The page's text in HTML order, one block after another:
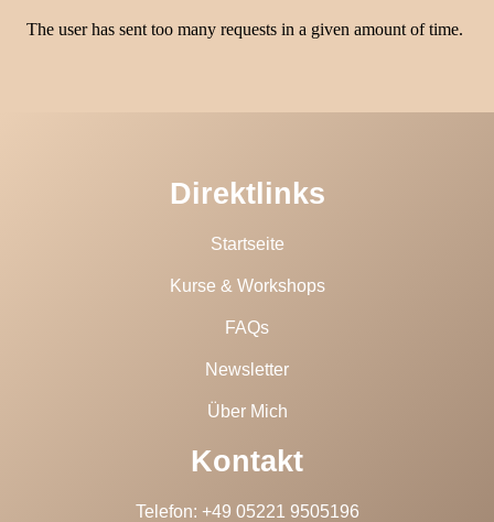
Direktlinks
Startseite
Kurse & Workshops
FAQs
Newsletter
Über Mich
Kontakt
Telefon: +49 05221 9505196